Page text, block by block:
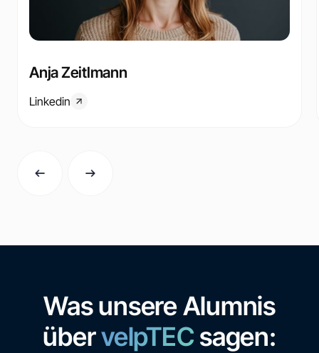
Anja Zeitlmann
Linkedin
Was unsere Alumnis
übervelpTEC sagen: